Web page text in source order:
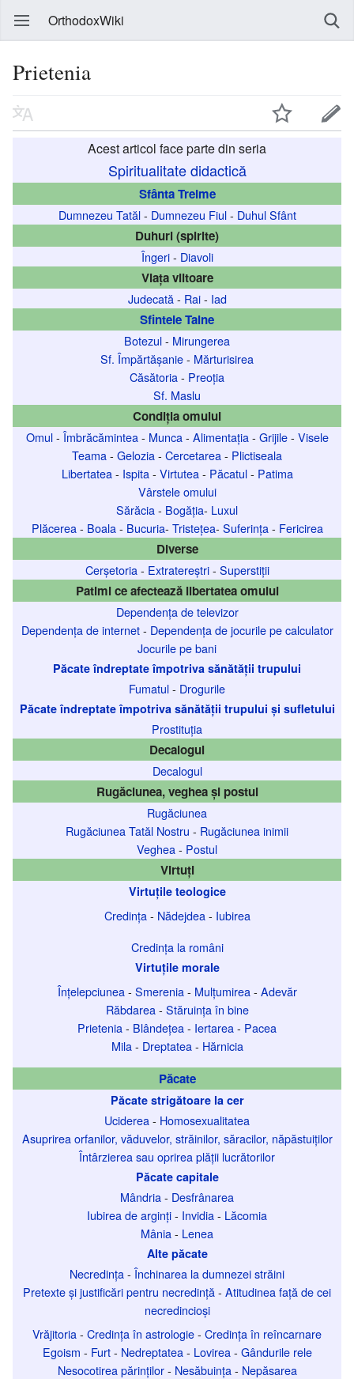
OrthodoxWiki
Prietenia
Acest articol face parte din seria
Spiritualitate didactică
Sfânta Treime
Dumnezeu Tatăl- Dumnezeu Fiul- Duhul Sfânt
Duhuri (spirite)
Îngeri- Diavoli
Viața viitoare
Judecată- Rai- Iad
Sfintele Taine
Botezul- Mirungerea
Sf. Împărtășanie- Mărturisirea
Căsătoria- Preoția
Sf. Maslu
Condiția omului
Omul- Îmbrăcămintea- Munca- Alimentația- Grijile- Visele
Teama- Gelozia- Cercetarea- Plictiseala
Libertatea- Ispita- Virtutea- Păcatul- Patima
Vârstele omului
Sărăcia- Bogăția- Luxul
Plăcerea- Boala- Bucuria- Tristețea- Suferința- Fericirea
Diverse
Cerșetoria- Extratereștri- Superstiții
Patimi ce afectează libertatea omului
Dependența de televizor
Dependența de internet- Dependența de jocurile pe calculator
Jocurile pe bani
Păcate îndreptate împotriva sănătății trupului
Fumatul- Drogurile
Păcate îndreptate împotriva sănătății trupului și sufletului
Prostituția
Decalogul
Decalogul
Rugăciunea, veghea și postul
Rugăciunea
Rugăciunea Tatăl Nostru - Rugăciunea inimii
Veghea- Postul
Virtuți
Virtuțile teologice
Credința- Nădejdea- Iubirea
Credința la români
Virtuțile morale
Înțelepciunea- Smerenia- Mulțumirea- Adevăr
Răbdarea- Stăruința în bine
Prietenia- Blândețea- Iertarea- Pacea
Mila- Dreptatea- Hărnicia
Păcate
Păcate strigătoare la cer
Uciderea- Homosexualitatea
Asuprirea orfanilor, văduvelor, străinilor, săracilor, năpăstuiților
Întârzierea sau oprirea plății lucrătorilor
Păcate capitale
Mândria- Desfrânarea
Iubirea de arginți- Invidia- Lăcomia
Mânia- Lenea
Alte păcate
Necredința- Închinarea la dumnezei străini
Pretexte și justificări pentru necredință- Atitudinea față de cei
necredincioși
Vrăjitoria- Credința în astrologie- Credința în reîncarnare
Egoism - Furt- Nedreptatea- Lovirea- Gândurile rele
Nesocotirea părinților- Nesăbuința- Nepăsarea